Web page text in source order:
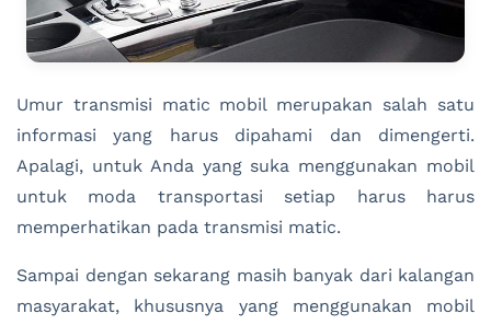
Umur transmisi matic mobil merupakan salah satu
informasi yang harus dipahami dan dimengerti.
Apalagi, untuk Anda yang suka menggunakan mobil
untuk moda transportasi setiap harus harus
memperhatikan pada transmisi matic.
Sampai dengan sekarang masih banyak dari kalangan
masyarakat, khususnya yang menggunakan mobil